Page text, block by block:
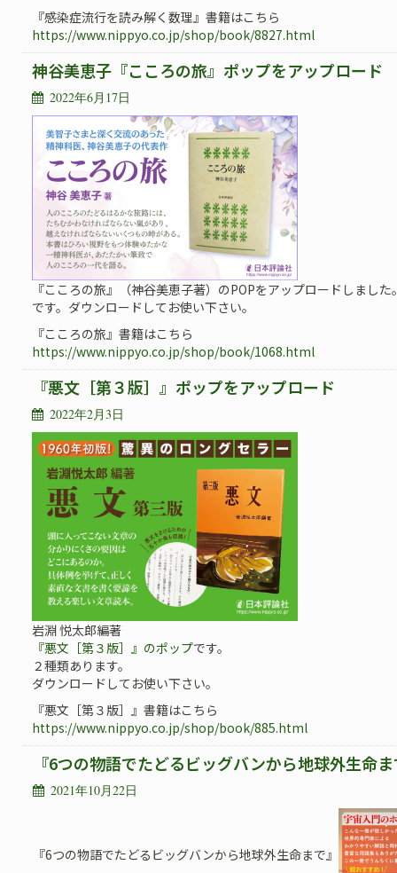
『感染症流行を読み解く数理』書籍はこちら
https://www.nippyo.co.jp/shop/book/8827.html
神谷美恵子『こころの旅』ポップをアップロード
2022年6月17日
『こころの旅』（神谷美恵子著）のPOPをアップロードしまし
です。ダウンロードしてお使い下さい。
『こころの旅』書籍はこちら
https://www.nippyo.co.jp/shop/book/1068.html
『悪文［第３版］』ポップをアップロード
2022年2月3日
岩淵 悦太郎編著
『悪文［第３版］』のポップです。
２種類あります。
ダウンロードしてお使い下さい。
『悪文［第３版］』書籍はこちら
https://www.nippyo.co.jp/shop/book/885.html
『6つの物語でたどるビッグバンから地球外生命
2021年10月22日
『6つの物語でたどるビッグバンから地球外生命まで』